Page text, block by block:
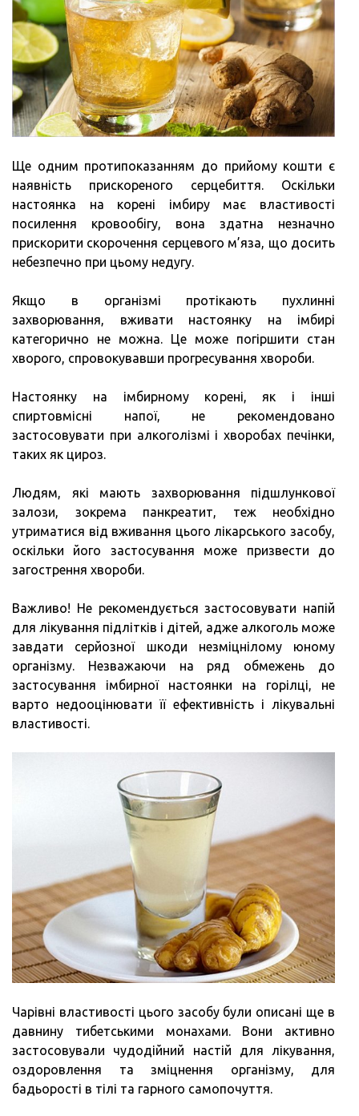
Ще одним протипоказанням до прийому кошти є
наявність прискореного серцебиття. Оскільки
настоянка на корені імбиру має властивості
посилення кровообігу, вона здатна незначно
прискорити скорочення серцевого м’яза, що досить
небезпечно при цьому недугу.
Якщо в організмі протікають пухлинні
захворювання, вживати настоянку на імбирі
категорично не можна. Це може погіршити стан
хворого, спровокувавши прогресування хвороби.
Настоянку на імбирному корені, як і інші
спиртовмісні напої, не рекомендовано
застосовувати при алкоголізмі і хворобах печінки,
таких як цироз.
Людям, які мають захворювання підшлункової
залози, зокрема панкреатит, теж необхідно
утриматися від вживання цього лікарського засобу,
оскільки його застосування може призвести до
загострення хвороби.
Важливо! Не рекомендується застосовувати напій
для лікування підлітків і дітей, адже алкоголь може
завдати серйозної шкоди незміцнілому юному
організму. Незважаючи на ряд обмежень до
застосування імбирної настоянки на горілці, не
варто недооцінювати її ефективність і лікувальні
властивості.
Чарівні властивості цього засобу були описані ще в
давнину тибетськими монахами. Вони активно
застосовували чудодійний настій для лікування,
оздоровлення та зміцнення організму, для
бадьорості в тілі та гарного самопочуття.